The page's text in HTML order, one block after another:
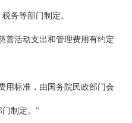
务等部门制定。
善活动支出和管理费用有约定
用标准，由国务院民政部门会
制定。”